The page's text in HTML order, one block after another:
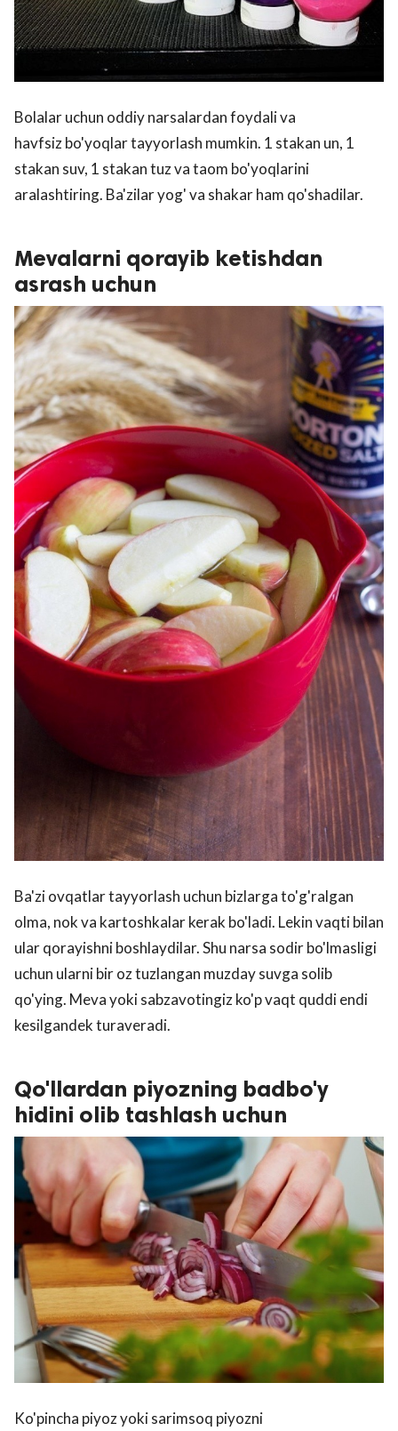
Bolalar uchun oddiy narsalardan foydali va
havfsiz bo'yoqlar tayyorlash mumkin. 1 stakan un, 1
stakan suv, 1 stakan tuz va taom bo'yoqlarini
aralashtiring. Ba'zilar yog' va shakar ham qo'shadilar.
Mevalarni qorayib ketishdan
asrash uchun
Ba'zi ovqatlar tayyorlash uchun bizlarga to'g'ralgan
olma, nok va kartoshkalar kerak bo'ladi. Lekin vaqti bilan
ular qorayishni boshlaydilar. Shu narsa sodir bo'lmasligi
uchun ularni bir oz tuzlangan muzday suvga solib
qo'ying. Meva yoki sabzavotingiz ko'p vaqt quddi endi
kesilgandek turaveradi.
Qo'llardan piyozning badbo'y
hidini olib tashlash uchun
Ko'pincha piyoz yoki sarimsoq piyozni